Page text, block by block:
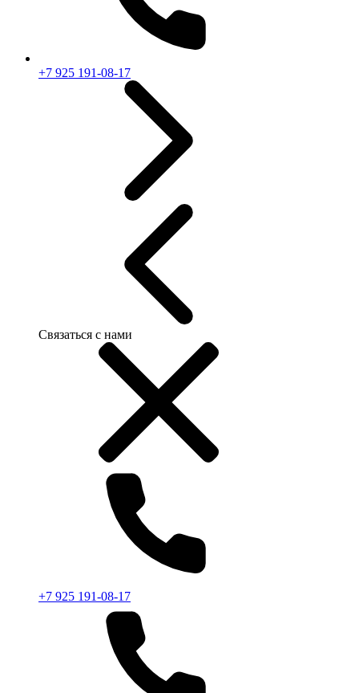
+7 925 191-08-17
Связаться с нами
+7 925 191-08-17